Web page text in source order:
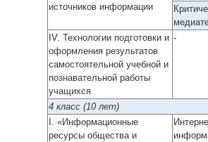
источников информации
IV. Технологии подготовки и
оформления результатов
самостоятельной учебной и
познавательной работы
учащихся
-
4 класс (10 лет)
I. «Информационные
ресурсы общества и